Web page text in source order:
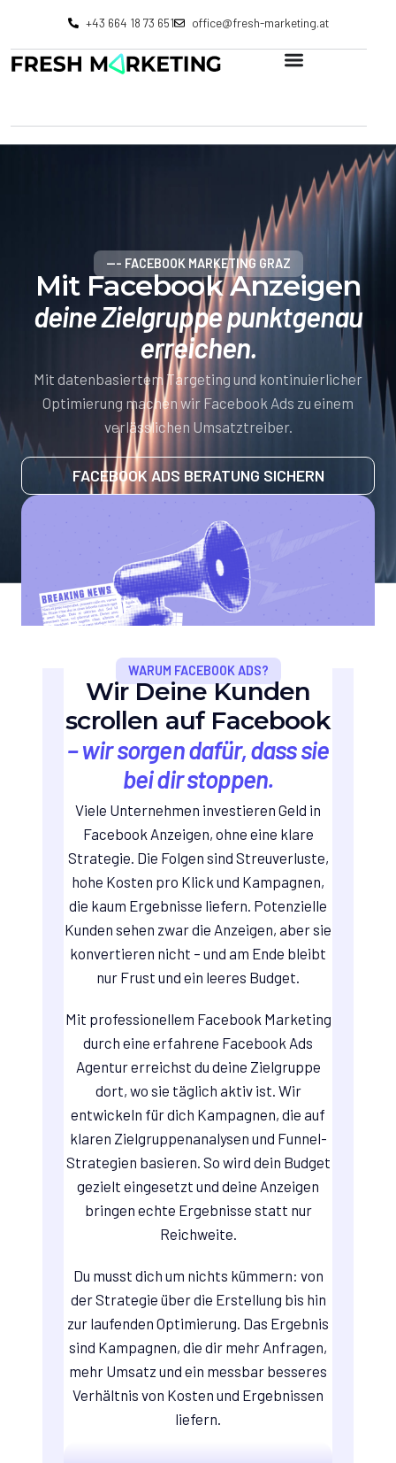
+43 664 18 73 651 office@fresh-marketing.at
--- FACEBOOK MARKETING GRAZ
Mit Facebook Anzeigen
deine Zielgruppe punktgenau
erreichen.
Mit datenbasiertem Targeting und kontinuierlicher
Optimierung machen wir Facebook Ads zu einem
verlässlichen Umsatztreiber.
FACEBOOK ADS BERATUNG SICHERN
WARUM FACEBOOK ADS?
Wir Deine Kunden
scrollen auf Facebook
– wir sorgen dafür, dass sie
bei dir stoppen.
Viele Unternehmen investieren Geld in
Facebook Anzeigen, ohne eine klare
Strategie. Die Folgen sind Streuverluste,
hohe Kosten pro Klick und Kampagnen,
die kaum Ergebnisse liefern. Potenzielle
Kunden sehen zwar die Anzeigen, aber sie
konvertieren nicht – und am Ende bleibt
nur Frust und ein leeres Budget.
Mit professionellem Facebook Marketing
durch eine erfahrene Facebook Ads
Agentur erreichst du deine Zielgruppe
dort, wo sie täglich aktiv ist. Wir
entwickeln für dich Kampagnen, die auf
klaren Zielgruppenanalysen und Funnel-
Strategien basieren. So wird dein Budget
gezielt eingesetzt und deine Anzeigen
bringen echte Ergebnisse statt nur
Reichweite.
Du musst dich um nichts kümmern: von
der Strategie über die Erstellung bis hin
zur laufenden Optimierung. Das Ergebnis
sind Kampagnen, die dir mehr Anfragen,
mehr Umsatz und ein messbar besseres
Verhältnis von Kosten und Ergebnissen
liefern.